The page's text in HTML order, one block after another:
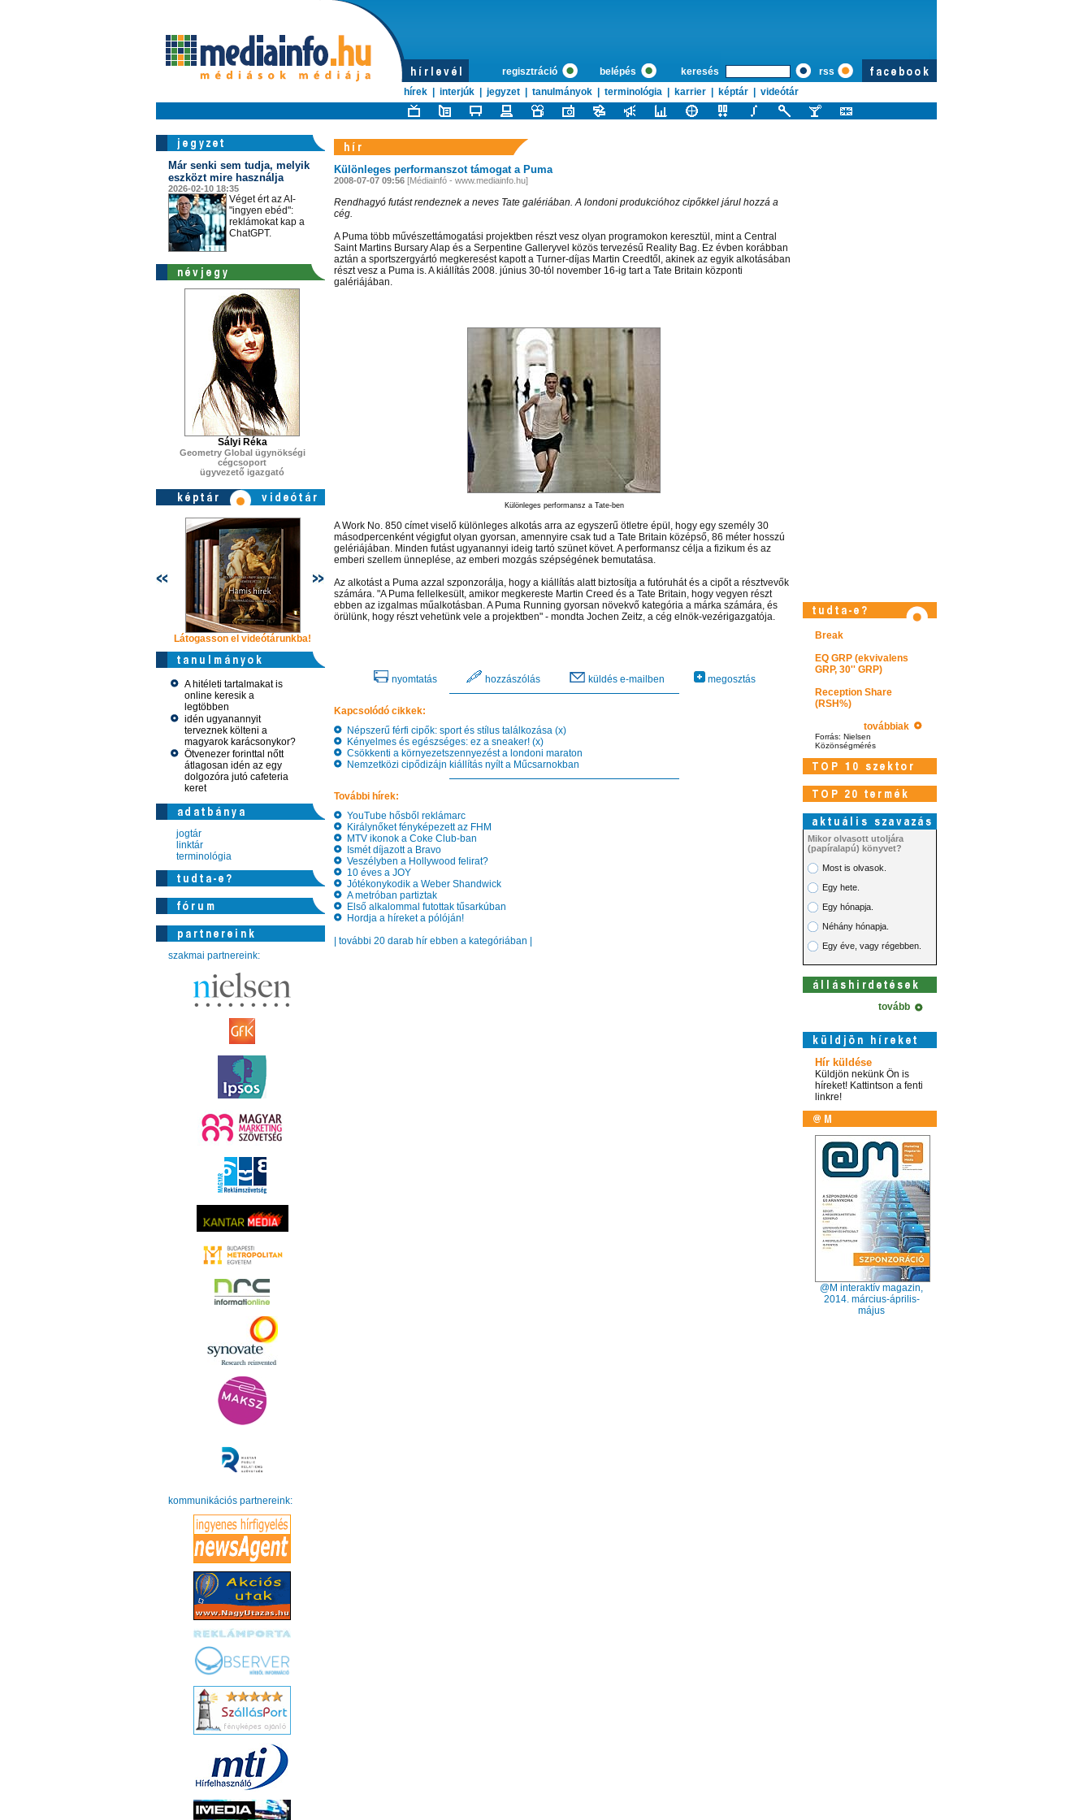
regisztráció belépés keresés
rss
hírek
interjúk jegyzet tanulmányok terminológia karrier képtár videótár
Már senki sem tudja, melyik
eszközt mire használja
2026-02-10 18:35
Véget ért az AI-
"ingyen ebéd":
reklámokat kap a
ChatGPT.
Sályi Réka
Geometry Global ügynökségi
cégcsoport
ügyvezető igazgató
Látogasson el videótárunkba! Látogasson el videótárunkba!
A hitéleti tartalmakat is
online keresik a
legtöbben
idén ugyanannyit
terveznek költeni a
magyarok karácsonykor?
Ötvenezer forinttal nőtt
átlagosan idén az egy
dolgozóra jutó cafeteria
keret
jogtár
linktár
terminológia
szakmai partnereink:
kommunikációs partnereink:
Különleges performanszot támogat a Puma
2008-07-07 09:56[Médiainfó - www.mediainfo.hu]
Rendhagyó futást rendeznek a neves Tate galériában. A londoni produkcióhoz cipőkkel járul hozzá a
cég.
A Puma több művészettámogatási projektben részt vesz olyan programokon keresztül, mint a Central
Saint Martins Bursary Alap és a Serpentine Galleryvel közös tervezésű Reality Bag. Ez évben korábban
aztán a sportszergyártó megkeresést kapott a Turner-díjas Martin Creedtől, akinek az egyik alkotásában
részt vesz a Puma is. A kiállítás 2008. június 30-tól november 16-ig tart a Tate Britain központi
galériájában.
Különleges performansz a Tate-ben
A Work No. 850 címet viselő különleges alkotás arra az egyszerű ötletre épül, hogy egy személy 30
másodpercenként végigfut olyan gyorsan, amennyire csak tud a Tate Britain középső, 86 méter hosszú
gelériájában. Minden futást ugyanannyi ideig tartó szünet követ. A performansz célja a fizikum és az
emberi szellem ünneplése, az emberi mozgás szépségének bemutatása.
Az alkotást a Puma azzal szponzorálja, hogy a kiállítás alatt biztosítja a futóruhát és a cipőt a résztvevők
számára. "A Puma fellelkesült, amikor megkereste Martin Creed és a Tate Britain, hogy vegyen részt
ebben az izgalmas műalkotásban. A Puma Running gyorsan növekvő kategória a márka számára, és
örülünk, hogy részt vehetünk vele a projektben" - mondta Jochen Zeitz, a cég elnök-vezérigazgatója.
nyomtatás hozzászólás küldés e-mailben megosztás
Kapcsolódó cikkek:
Népszerű férfi cipők: sport és stílus találkozása (x)
Kényelmes és egészséges: ez a sneaker! (x)
Csökkenti a környezetszennyezést a londoni maraton
Nemzetközi cipődizájn kiállítás nyílt a Műcsarnokban
További hírek:
YouTube hősből reklámarc
Királynőket fényképezett az FHM
MTV ikonok a Coke Club-ban
Ismét díjazott a Bravo
Veszélyben a Hollywood felirat?
10 éves a JOY
Jótékonykodik a Weber Shandwick
A metróban partiztak
Első alkalommal futottak tűsarkúban
Hordja a híreket a pólóján!
| további 20 darab hír ebben a kategóriában |
Break
EQ GRP (ekvivalens
GRP, 30'' GRP)
Reception Share
(RSH%)
továbbiak
Forrás: Nielsen
Közönségmérés
Mikor olvasott utoljára
(papíralapú) könyvet?
Most is olvasok.
Egy hete.
Egy hónapja.
Néhány hónapja.
Egy éve, vagy régebben.
tovább
Hír küldése
Küldjön nekünk Ön is
híreket! Kattintson a fenti
linkre!
@M interaktív magazin,
2014. március-április-
május